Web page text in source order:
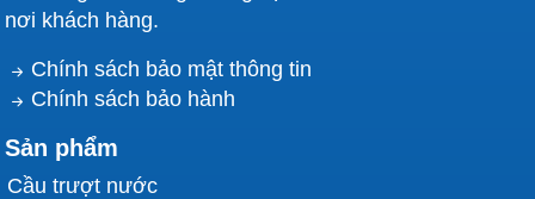
nơi khách hàng.
Chính sách bảo mật thông tin
Chính sách bảo hành
Sản phẩm
Cầu trượt nước